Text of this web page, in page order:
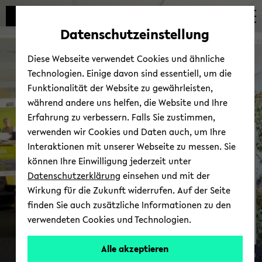
Automatische
vermeiden
zum
wechseln
zum
wechseln
zum
wechseln
Stel­len­aus­schrei­bun­gen
<img
Peter Pres­tel
Datenschutzeinstellung
Diese Webseite verwendet Cookies und ähnliche
Technologien. Einige davon sind essentiell, um die
Funktionalität der Website zu gewährleisten,
während andere uns helfen, die Website und Ihre
Erfahrung zu verbessern. Falls Sie zustimmen,
verwenden wir Cookies und Daten auch, um Ihre
Interaktionen mit unserer Webseite zu messen. Sie
können Ihre Einwilligung jederzeit unter
Datenschutzerklärung einsehen und mit der
Wirkung für die Zukunft widerrufen. Auf der Seite
finden Sie auch zusätzliche Informationen zu den
verwendeten Cookies und Technologien.
Alle akzeptieren